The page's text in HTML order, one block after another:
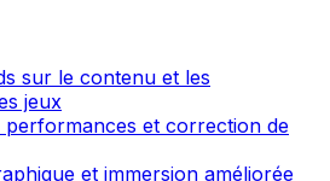
sur le contenu et les
jeux
performances et correction de
et immersion améliorée